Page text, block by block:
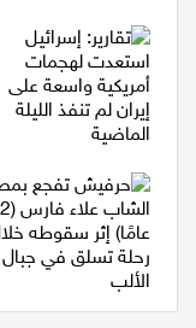
تكنولوجيا
فن
ستوديو انتخابات 2022